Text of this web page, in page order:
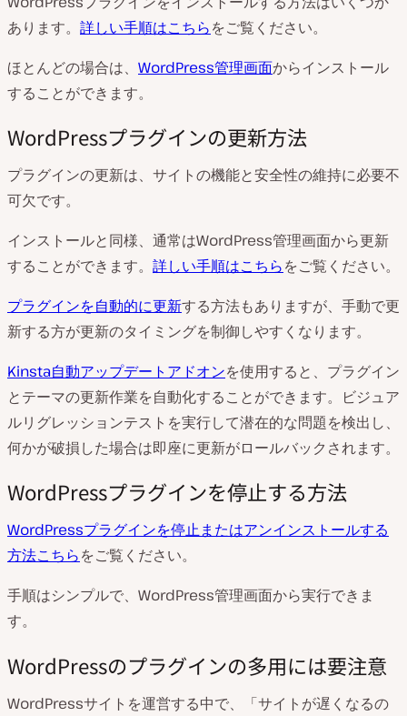
あります。 詳しい手順はこちらをご覧ください。
ほとんどの場合は、 WordPress管理画面からインストール
することができます。
WordPressプラグインの更新方法
プラグインの更新は、サイトの機能と安全性の維持に必要不
可欠です。
インストールと同様、通常はWordPress管理画面から更新
することができます。 詳しい手順はこちらをご覧ください。
プラグインを自動的に更新する方法もありますが、手動で更
新する方が更新のタイミングを制御しやすくなります。
Kinsta自動アップデートアドオンを使用すると、プラグイン
とテーマの更新作業を自動化することができます。ビジュア
ルリグレッションテストを実行して潜在的な問題を検出し、
何かが破損した場合は即座に更新がロールバックされます。
WordPressプラグインを停止する方法
WordPressプラグインを停止またはアンインストールする
方法こちらをご覧ください。
手順はシンプルで、WordPress管理画面から実行できま
す。
WordPressのプラグインの多用には要注意
WordPressサイトを運営する中で、「サイトが遅くなるの